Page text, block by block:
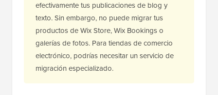
efectivamente tus publicaciones de blog y
texto. Sin embargo, no puede migrar tus
productos de Wix Store, Wix Bookings o
galerías de fotos. Para tiendas de comercio
electrónico, podrías necesitar un servicio de
migración especializado.